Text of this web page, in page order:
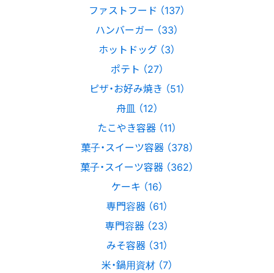
ファストフード （137）
ハンバーガー （33）
ホットドッグ （3）
ポテト （27）
ピザ・お好み焼き （51）
舟皿 （12）
たこやき容器 （11）
菓子・スイーツ容器 （378）
菓子・スイーツ容器 （362）
ケーキ （16）
専門容器 （61）
専門容器 （23）
みそ容器 （31）
米・鍋用資材 （7）